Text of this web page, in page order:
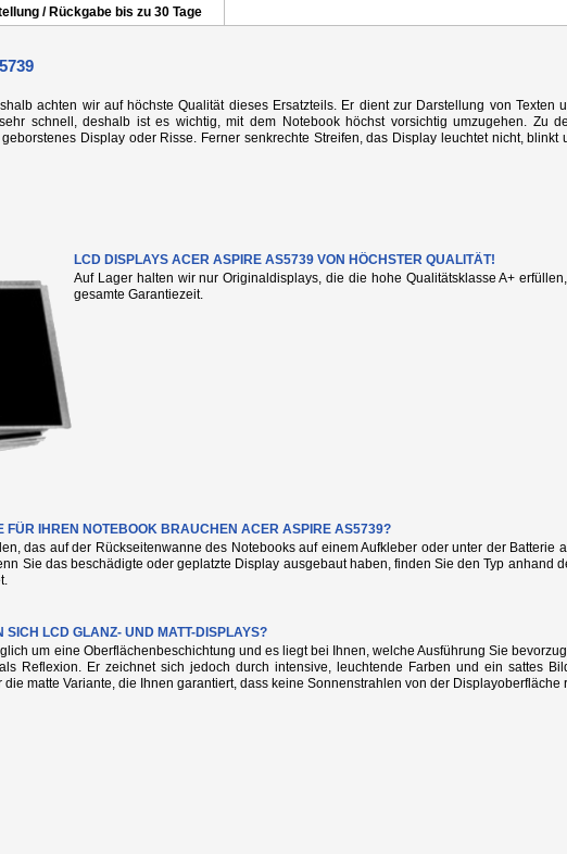
/ Rückgabe bis zu 30 Tage
achten wir auf höchste Qualität dieses Ersatzteils. Er dient zur Darstellung von Texten
schnell, deshalb ist es wichtig, mit dem Notebook höchst vorsichtig umzugehen. Zu
Display oder Risse. Ferner senkrechte Streifen, das Display leuchtet nicht, blinkt
LCD DISPLAYS ACER ASPIRE AS5739 VON HÖCHSTER QUALITÄT!
Auf Lager halten wir nur Originaldisplays, die die hohe Qualitätsklasse A+
gesamte Garantiezeit.
FÜR IHREN NOTEBOOK BRAUCHEN ACER ASPIRE AS5739?
das auf der Rückseitenwanne des Notebooks auf einem Aufkleber oder unter der Batterie
Sie das beschädigte oder geplatzte Display ausgebaut haben, finden Sie den Typ anhand
SICH LCD GLANZ- UND MATT-DISPLAYS?
um eine Oberflächenbeschichtung und es liegt bei Ihnen, welche Ausführung Sie
Reflexion. Er zeichnet sich jedoch durch intensive, leuchtende Farben und ein sattes
matte Variante, die Ihnen garantiert, dass keine Sonnenstrahlen von der Displayoberfläche